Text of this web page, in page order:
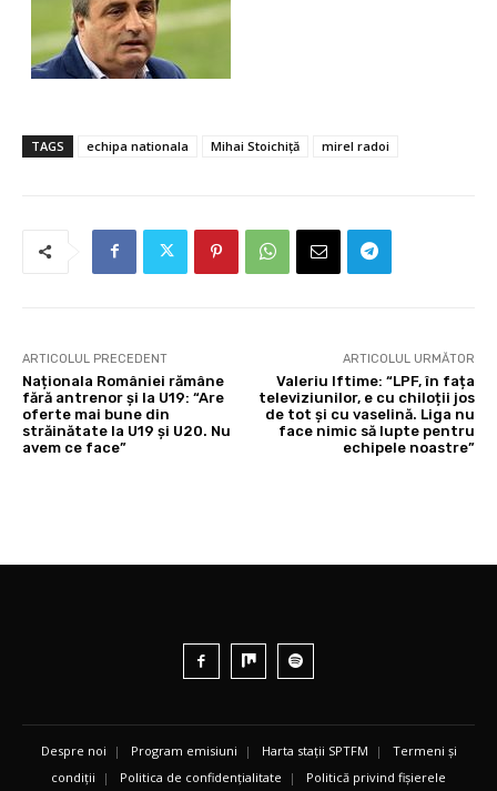
TAGS echipa nationala Mihai Stoichiță mirel radoi
ARTICOLUL PRECEDENT
Naționala României rămâne
fără antrenor și la U19: “Are
oferte mai bune din
străinătate la U19 și U20. Nu
avem ce face”
ARTICOLUL URMĂTOR
Valeriu Iftime: “LPF, în fața
televiziunilor, e cu chiloții jos
de tot și cu vaselină. Liga nu
face nimic să lupte pentru
echipele noastre”
Despre noi | Program emisiuni | Harta stații SPTFM | Termeni și
condiții | Politica de confidențialitate | Politică privind fișierele